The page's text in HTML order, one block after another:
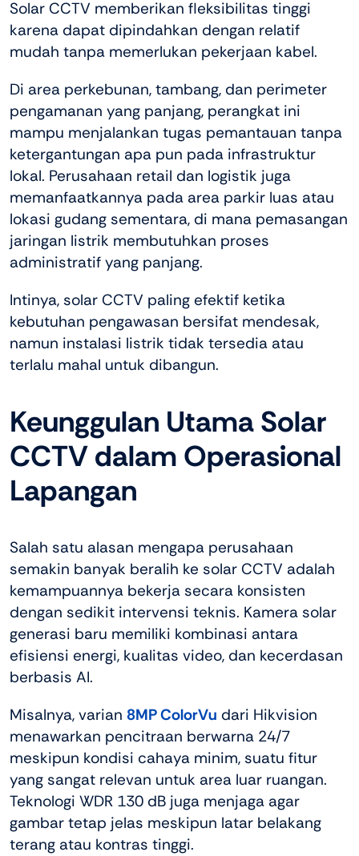
Solar CCTV memberikan fleksibilitas tinggi
karena dapat dipindahkan dengan relatif
mudah tanpa memerlukan pekerjaan kabel.
Di area perkebunan, tambang, dan perimeter
pengamanan yang panjang, perangkat ini
mampu menjalankan tugas pemantauan tanpa
ketergantungan apa pun pada infrastruktur
lokal. Perusahaan retail dan logistik juga
memanfaatkannya pada area parkir luas atau
lokasi gudang sementara, di mana pemasangan
jaringan listrik membutuhkan proses
administratif yang panjang.
Intinya, solar CCTV paling efektif ketika
kebutuhan pengawasan bersifat mendesak,
namun instalasi listrik tidak tersedia atau
terlalu mahal untuk dibangun.
Keunggulan Utama Solar
CCTV dalam Operasional
Lapangan
Salah satu alasan mengapa perusahaan
semakin banyak beralih ke solar CCTV adalah
kemampuannya bekerja secara konsisten
dengan sedikit intervensi teknis. Kamera solar
generasi baru memiliki kombinasi antara
efisiensi energi, kualitas video, dan kecerdasan
berbasis AI.
Misalnya, varian 8MP ColorVu dari Hikvision
menawarkan pencitraan berwarna 24/7
meskipun kondisi cahaya minim, suatu fitur
yang sangat relevan untuk area luar ruangan.
Teknologi WDR 130 dB juga menjaga agar
gambar tetap jelas meskipun latar belakang
terang atau kontras tinggi.